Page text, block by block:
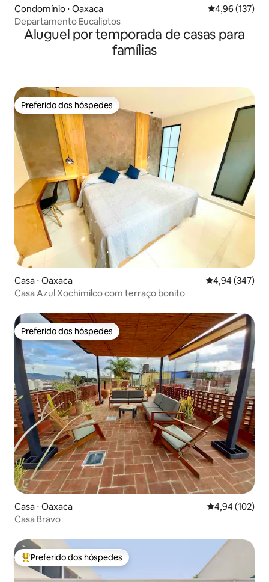
Condomínio ⋅ Oaxaca 4,96 de uma
4,96 (137)
Departamento Eucaliptos
Aluguel por temporada de casas para
famílias
Preferido dos hóspedes
Preferido dos hóspedes
Casa ⋅ Oaxaca 4,94 de uma
4,94 (347)
Casa Azul Xochimilco com terraço bonito
Preferido dos hóspedes
Preferido dos hóspedes
Casa ⋅ Oaxaca 4,94 de uma
4,94 (102)
Casa Bravo
Entre os melhores preferidos dos hóspedes
Preferido dos hóspedes